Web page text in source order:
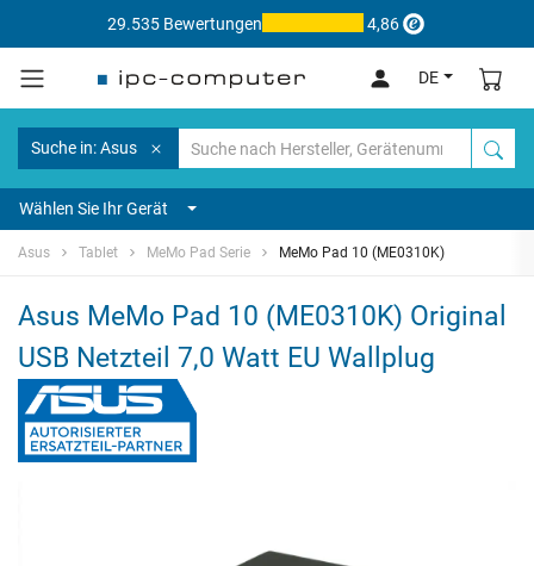
29.535 Bewertungen 4,86
DE
Suche in: Asus
Wählen Sie Ihr Gerät
Asus Tablet MeMo Pad Serie MeMo Pad 10 (ME0310K)
Asus MeMo Pad 10 (ME0310K) Original
USB Netzteil 7,0 Watt EU Wallplug